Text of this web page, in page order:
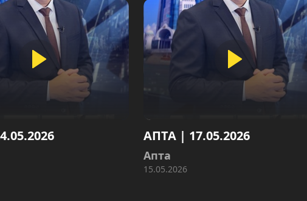
АПТА | 17.05.2026
15.05.2026